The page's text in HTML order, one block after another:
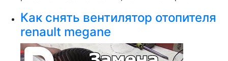
Как снять вентилятор отопителя
renault megane